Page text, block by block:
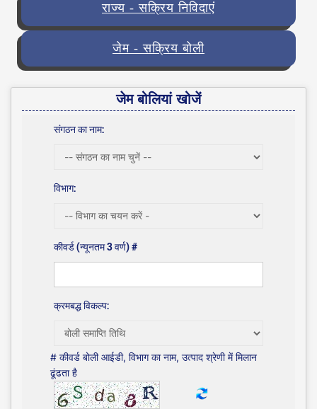
राज्य - सक्रिय निविदाएं
जेम - सक्रिय बोली
जेम बोलियां खोजें
संगठन का नाम:
विभाग:
कीवर्ड (न्यूनतम 3 वर्ण) #
क्रमबद्ध विकल्प:
# कीवर्ड बोली आईडी, विभाग का नाम, उत्पाद श्रेणी में मिलान
ढूंढता है